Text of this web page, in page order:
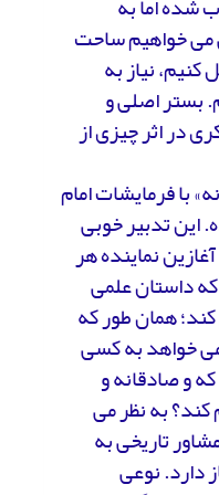
شده اما به
خواهیم ساحت
نیاز به
بستر اصلی و
دراثر چیزی از
با فرمایشات امام
این تدبیر خوبی
نماینده هر
داستان علمی
همان طور که
خواهد به کسی
و صادقانه و
به نظر می
تاریخیبه
دارد. نوعی